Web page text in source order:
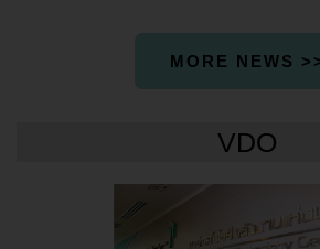
MORE NEWS
VDO